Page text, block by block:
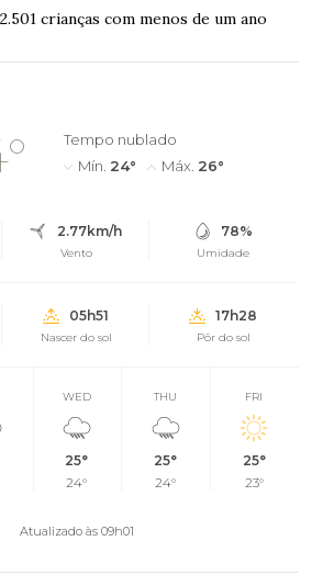
crianças com menos de um ano
Tempo nublado
Mín. 24° Máx. 26°
2.77km/h
Vento
78%
Umidade
05h51
Nascer do sol
17h28
Pôr do sol
WED
25°
24°
THU
25°
24°
FRI
25°
23°
Atualizado às 09h01